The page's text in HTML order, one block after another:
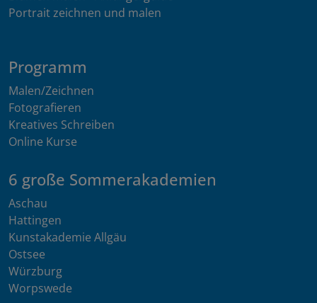
Portrait zeichnen und malen
Programm
Malen/Zeichnen
Fotografieren
Kreatives Schreiben
Online Kurse
6 große Sommerakademien
Aschau
Hattingen
Kunstakademie Allgäu
Ostsee
Würzburg
Worpswede